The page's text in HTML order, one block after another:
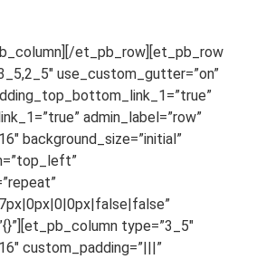
et_pb_row][et_pb_row
use_custom_gutter=”on”
admin_label=”row”
background_size=”initial”
type=”3_5″
custom_padding=”|||”